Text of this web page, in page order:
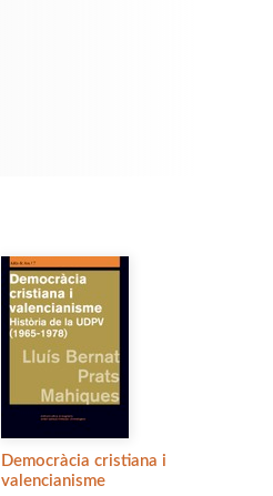
Democràcia cristiana i
valencianisme